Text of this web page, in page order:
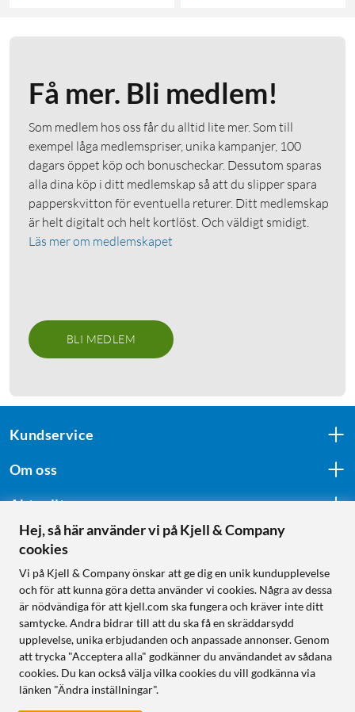
Få mer. Bli medlem!
Som medlem hos oss får du alltid lite mer. Som till
exempel låga medlemspriser, unika kampanjer, 100
dagars öppet köp och bonuscheckar. Dessutom sparas
alla dina köp i ditt medlemskap så att du slipper spara
papperskvitton för eventuella returer. Ditt medlemskap
är helt digitalt och helt kortlöst. Och väldigt smidigt.
Läs mer om medlemskapet
BLI MEDLEM
Kundservice
Om oss
Aktuellt
Följ oss
Handla från:
Sverige
Norge
Hej, så här använder vi på Kjell & Company
cookies
Vi på Kjell & Company önskar att ge dig en unik kundupplevelse
och för att kunna göra detta använder vi cookies. Några av dessa
är nödvändiga för att kjell.com ska fungera och kräver inte ditt
samtycke. Andra bidrar till att du ska få en skräddarsydd
upplevelse, unika erbjudanden och anpassade annonser. Genom
att trycka "Acceptera alla" godkänner du användandet av sådana
cookies. Du kan också välja vilka cookies du vill godkänna via
länken "Ändra inställningar".